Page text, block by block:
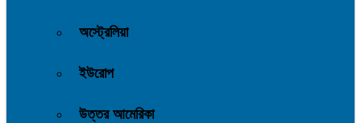
অস্ট্রেলিয়া
ইউরোপ
উত্তর আমেরিকা